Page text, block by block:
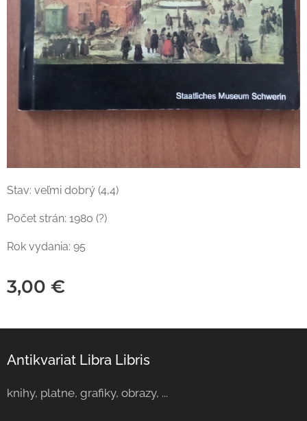
Stav: veľmi dobrý (4,4)
Počet strán: 1980 (?)
Rok vydania: 95
3,00 €
Antikvariat Libra Libris
knihy, platne, grafiky, obrazy, ...